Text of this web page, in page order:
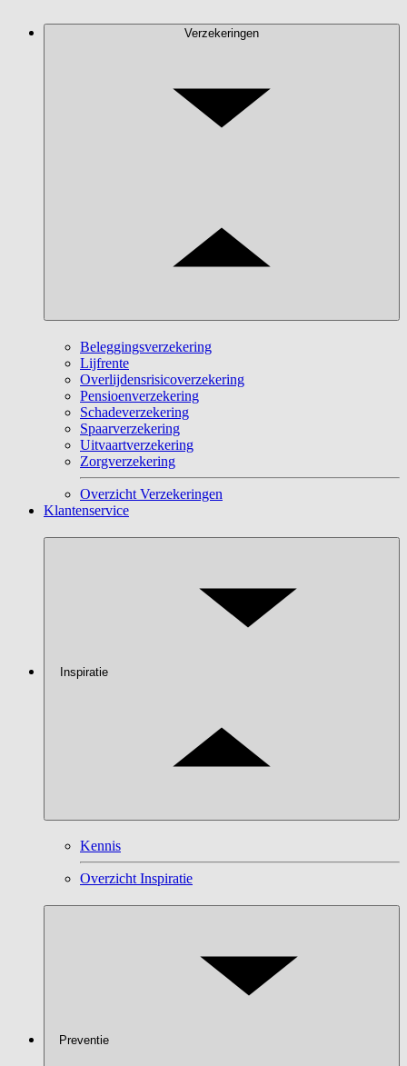
Verzekeringen
Beleggingsverzekering
Lijfrente
Overlijdensrisicoverzekering
Pensioenverzekering
Schadeverzekering
Spaarverzekering
Uitvaartverzekering
Zorgverzekering
Overzicht Verzekeringen
Klantenservice
Inspiratie
Kennis
Overzicht Inspiratie
Preventie